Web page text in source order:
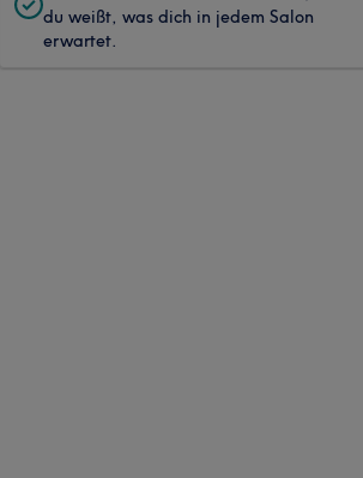
du weißt, was dich in jedem Salon
erwartet.